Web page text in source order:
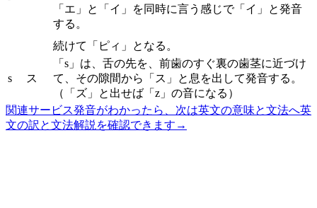
「エ」と「イ」を同時に言う感じで「イ」と発音
する。
続けて「ピィ」となる。
s ス
「s」は、舌の先を、前歯のすぐ裏の歯茎に近づけ
て、その隙間から「ス」と息を出して発音する。
（「ズ」と出せば「z」の音になる）
関連サービス発音がわかったら、次は英文の意味と文法へ英
文の訳と文法解説を確認できます →